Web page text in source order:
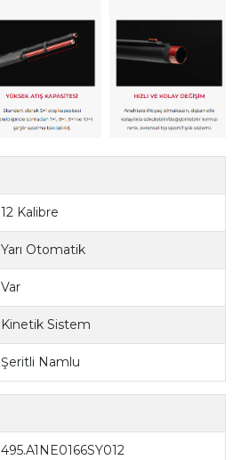
12 Kalibre
Yarı Otomatik
Var
Kinetik Sistem
Şeritli Namlu
495.A1NE0166SY012